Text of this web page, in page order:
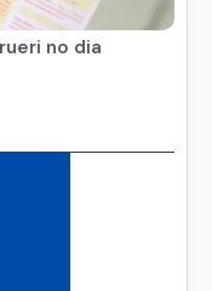
no dia